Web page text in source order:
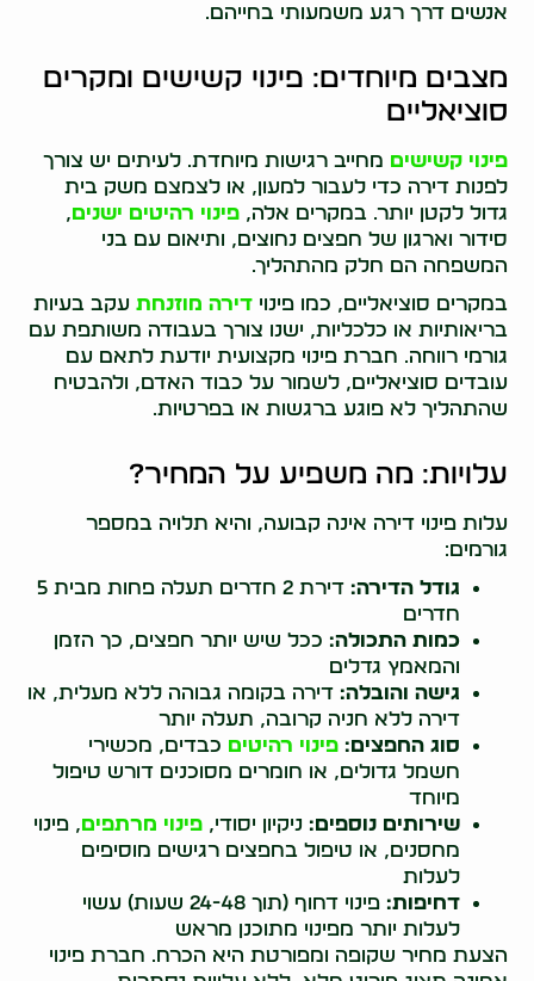
אנשים דרך רגע משמעותי בחייהם.
מצבים מיוחדים: פינוי קשישים ומקרים
סוציאליים
פינוי קשישים מחייב רגישות מיוחדת. לעיתים יש צורך
לפנות דירה כדי לעבור למעון, או לצמצם משק בית
גדול לקטן יותר. במקרים אלה,פינוי רהיטים ישנים,
סידור וארגון של חפצים נחוצים, ותיאום עם בני
המשפחה הם חלק מהתהליך.
במקרים סוציאליים, כמו פינוידירה מוזנחת עקב בעיות
בריאותיות או כלכליות, ישנו צורך בעבודה משותפת עם
גורמי רווחה. חברת פינוי מקצועית יודעת לתאם עם
עובדים סוציאליים, לשמור על כבוד האדם, ולהבטיח
שהתהליך לא פוגע ברגשות או בפרטיות.
עלויות: מה משפיע על המחיר?
עלות פינוי דירה אינה קבועה, והיא תלויה במספר
גורמים:
גודל הדירה:
דירת 2 חדרים תעלה פחות מבית 5
חדרים
כמות התכולה: ככל שיש יותר חפצים, כך הזמן
והמאמץ גדלים
גישה והובלה: דירה בקומה גבוהה ללא מעלית, או
דירה ללא חניה קרובה, תעלה יותר
סוג החפצים: פינוי רהיטים כבדים, מכשירי
חשמל גדולים, או חומרים מסוכנים דורש טיפול
מיוחד
שירותים נוספים: ניקיון יסודי,פינוי מרתפים, פינוי
מחסנים, או טיפול בחפצים רגישים מוסיפים
לעלות
דחיפות:
פינוי דחוף (תוך 24-48 שעות) עשוי
לעלות יותר מפינוי מתוכנן מראש
הצעת מחיר שקופה ומפורטת היא הכרח. חברת פינוי